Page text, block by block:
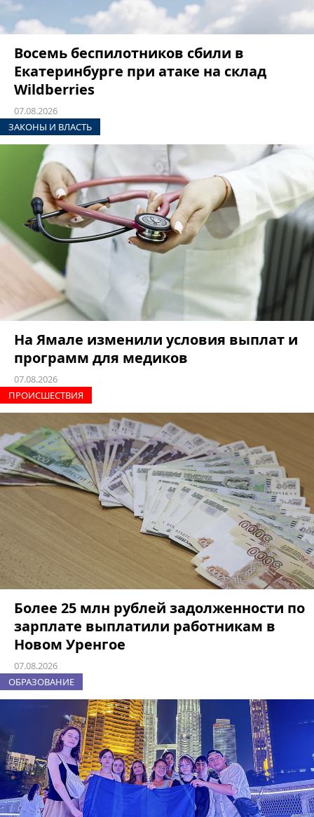
Восемь беспилотников сбили в
Екатеринбурге при атаке на склад
Wildberries
07.08.2026
ЗАКОНЫ И ВЛАСТЬ
На Ямале изменили условия выплат и
программ для медиков
07.08.2026
ПРОИCШЕСТВИЯ
Более 25 млн рублей задолженности по
зарплате выплатили работникам в
Новом Уренгое
07.08.2026
ОБРАЗОВАНИЕ